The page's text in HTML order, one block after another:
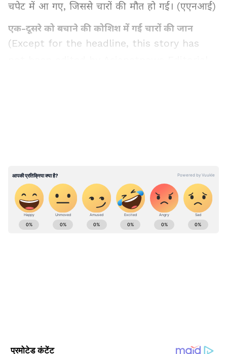
एक-दूसरे को बचाने की कोशिश में गई चारों की जान
चपेट में आ गए, जिससे चारों की मौत हो गई। (एएनआई)
(Except for the headline, this story has
ABOUT THE AUTHOR